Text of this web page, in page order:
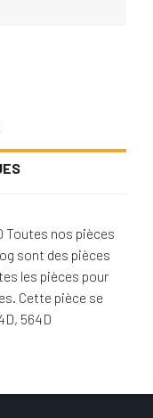
Toutes nos pièces
sont des pièces
les pièces pour
Cette pièce se
564D